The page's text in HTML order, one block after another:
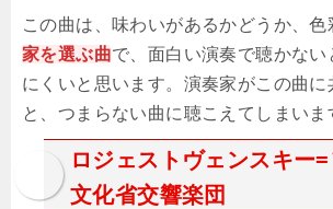
この曲は、味わいがあるかどうか、色
家を選ぶ曲で、面白い演奏で聴かない
にくいと思います。演奏家がこの曲に
と、つまらない曲に聴こえてしまいま
ロジェストヴェンスキー
文化省交響楽団